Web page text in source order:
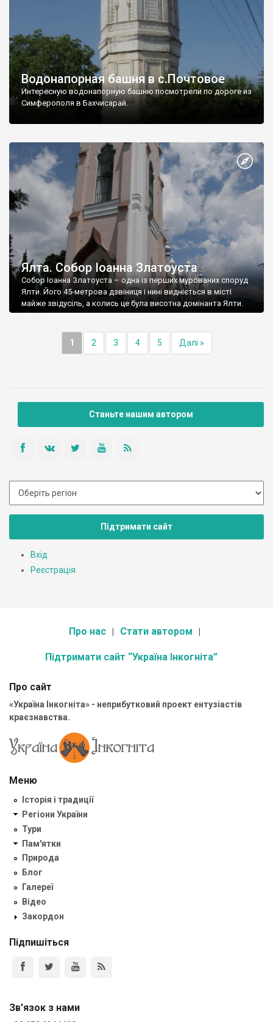
Водонапорная башня в с.Почтовое
Интересную водонапорную башню посмотрели по дороге из
Симферополя в Бахчисарай.
Ялта. Собор Іоанна Златоуста
Собор Іоанна Златоуста – одна із перших мурованих споруд
Ялти. Його 45-метрова дзвіниця і нині видніється в місті
майже звідусіль, а колись це була висотна домінанта Ялти.
1 2 3 4 5 Далі »
Станьте нашим автором
Підтримати сайт
Вхід
Реєстрація
Про нас Стати автором
Підтримати сайт “Україна Інкогніта”
Про сайт
«Україна Інкогніта» - неприбутковий проект ентузіастів
краєзнавства.
Меню
Історія і традиції
Регіони України
Тури
Пам'ятки
Природа
Блог
Галереї
Відео
Закордон
Підпишіться
Зв'язок з нами